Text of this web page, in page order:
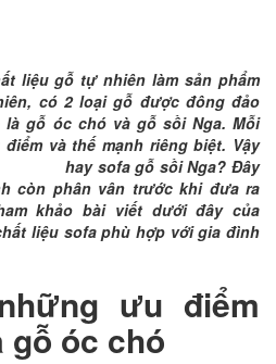
liệu gỗ tự nhiên làm sản phẩm
có 2 loại gỗ được đông đảo
gỗ óc chó và gỗ sồi Nga. Mỗi
và thế mạnh riêng biệt. Vậy
hay sofa gỗ sồi Nga? Đây
còn phân vân trước khi đưa ra
khảo bài viết dưới đây của
liệu sofa phù hợp với gia đình
ưu điểm
gỗ óc chó